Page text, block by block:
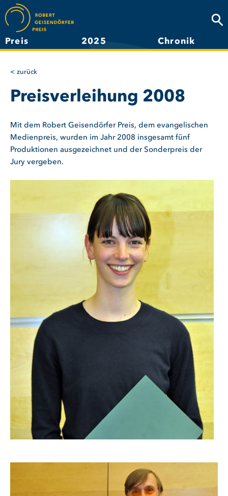
Direkt
zum
Inhalt
Preis 2025 Chronik
zurück
Preisverleihung 2008
Mit dem Robert Geisendörfer Preis, dem evangelischen
Medienpreis, wurden im Jahr 2008 insgesamt fünf
Produktionen ausgezeichnet und der Sonderpreis der
Jury vergeben.